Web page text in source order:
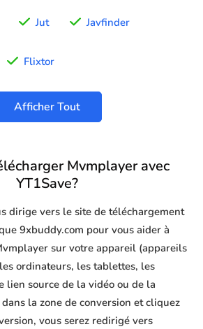
Jut Javfinder
Flixtor
Afficher Tout
Mvmplayer avec
YT1Save?
dirige vers le site de téléchargement
9xbuddy.com pour vous aider à
sur votre appareil (appareils
ordinateurs, les tablettes, les
lien source de la vidéo ou de la
la zone de conversion et cliquez
vous serez redirigé vers